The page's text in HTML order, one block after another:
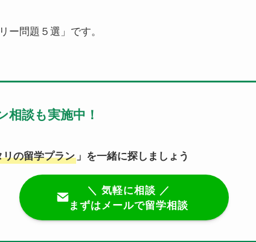
問題５選」です。
相談も実施中！
の留学プラン」を一緒に探しましょう
＼ 気軽に相談 ／
まずはメールで留学相談